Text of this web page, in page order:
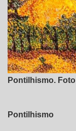
Pontilhismo.
Pontilhismo